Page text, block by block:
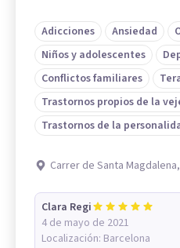
Adicciones Ansiedad
Niños y adolescentes
Conflictos familiares
Trastornos propios de la
Trastornos de la
Carrer de Santa
Clara Regi
4 de mayo de 2021
Localización: Barcelona